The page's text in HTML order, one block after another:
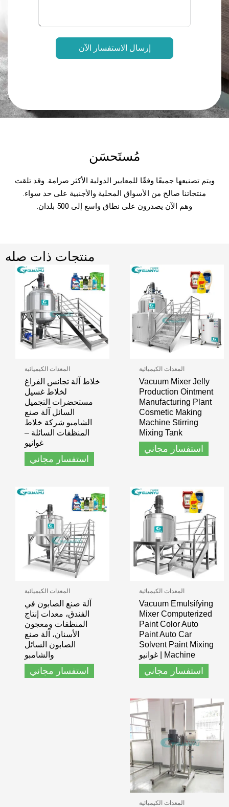
إرسال الاستفسار الآن
مُستَحسَن
ويتم تصنيعها جميعًا وفقًا للمعايير الدولية الأكثر صرامة. وقد تلقت
منتجاتنا صالح من الأسواق المحلية والأجنبية على حد سواء.
وهم الآن يصدرون على نطاق واسع إلى 500 بلدان.
منتجات ذات صله
المعدات الكيميائية
Vacuum Mixer Jelly
Production Ointment
Manufacturing Plant
Cosmetic Making
Machine Stirring
Mixing Tank
استفسار مجاني
المعدات الكيميائية
خلاط آلة تجانس الفراغ
لخلاط غسيل
مستحضرات التجميل
السائل آلة صنع
الشامبو شركة خلاط
المنظفات السائلة –
غوانيو
استفسار مجاني
المعدات الكيميائية
Vacuum Emulsifying
Mixer Computerized
Paint Color Auto
Paint Auto Car
Solvent Paint Mixing
Machine| غوانيو
استفسار مجاني
المعدات الكيميائية
آلة صنع الصابون في
الفندق، معدات إنتاج
المنظفات ومعجون
الأسنان، آلة صنع
الصابون السائل
والشامبو
استفسار مجاني
المعدات الكيميائية